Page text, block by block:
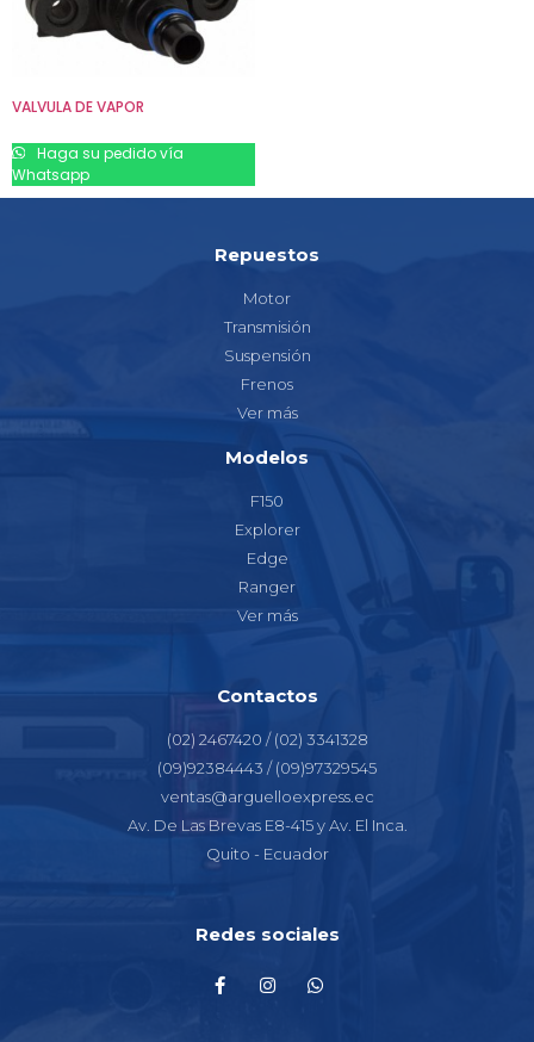
VALVULA DE VAPOR
Haga su pedido vía
Whatsapp
Repuestos
Motor
Transmisión
Suspensión
Frenos
Ver más
Modelos
F150
Explorer
Edge
Ranger
Ver más
Contactos
(02) 2467420 / (02) 3341328
(09)92384443 / (09)97329545
ventas@arguelloexpress.ec
Av. De Las Brevas E8-415 y Av. El Inca.
Quito - Ecuador
Redes sociales